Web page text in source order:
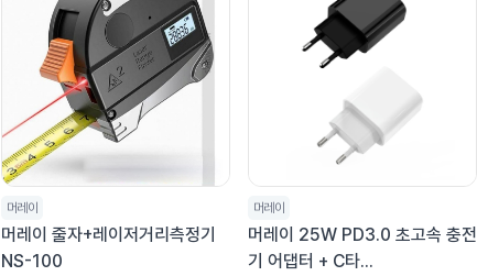
머레이
머레이 줄자+레이저거리측정기
NS-100
머레이
머레이 25W PD3.0 초고속 충전
기 어댑터 + C타...